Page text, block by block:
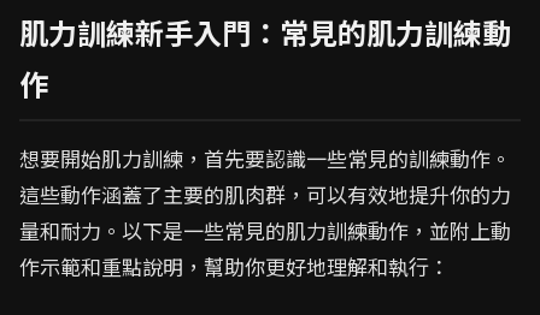
肌力訓練新手入門：常見的肌力訓練動
作
想要開始肌力訓練，首先要認識一些常見的訓練動作。
這些動作涵蓋了主要的肌肉群，可以有效地提升你的力
量和耐力。以下是一些常見的肌力訓練動作，並附上動
作示範和重點說明，幫助你更好地理解和執行：